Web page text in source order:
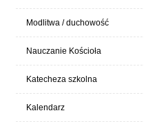
Modlitwa / duchowość
Nauczanie Kościoła
Katecheza szkolna
Kalendarz